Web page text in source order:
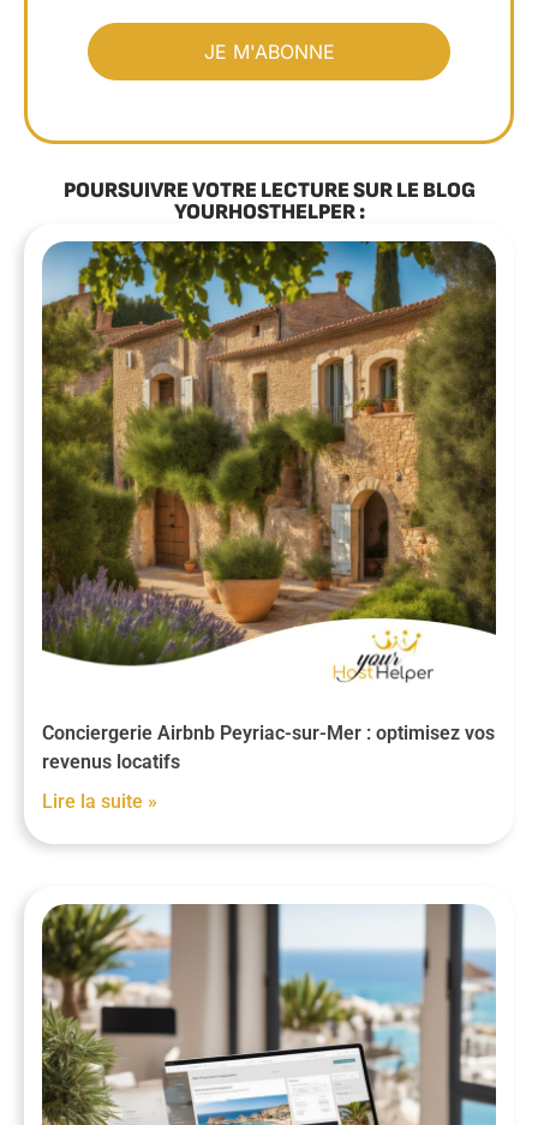
POURSUIVRE VOTRE LECTURE SUR LE BLOG
YOURHOSTHELPER :
Conciergerie Airbnb Peyriac-sur-Mer : optimisez vos
revenus locatifs
Lire la suite »